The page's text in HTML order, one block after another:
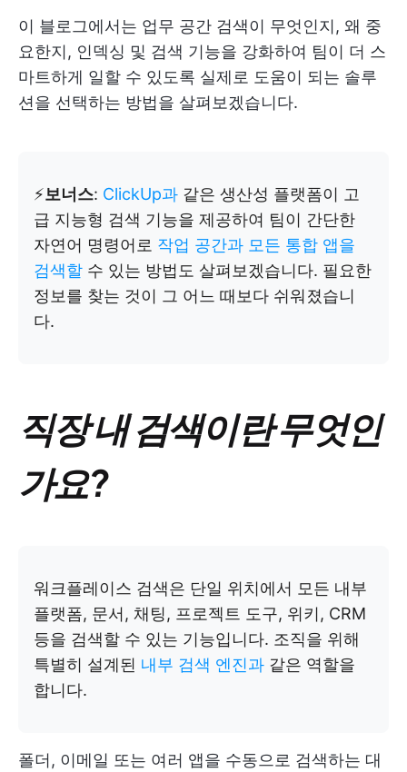
이 블로그에서는 업무 공간 검색이 무엇인지, 왜 중
요한지, 인덱싱 및 검색 기능을 강화하여 팀이 더 스
마트하게 일할 수 있도록 실제로 도움이 되는 솔루
션을 선택하는 방법을 살펴보겠습니다.
⚡️보너스: ClickUp과 같은 생산성 플랫폼이 고
급 지능형 검색 기능을 제공하여 팀이 간단한
자연어 명령어로 작업 공간과 모든 통합 앱을
검색할 수 있는 방법도 살펴보겠습니다. 필요한
정보를 찾는 것이 그 어느 때보다 쉬워졌습니
다.
직장 내 검색이란 무엇인
가요?
워크플레이스 검색은 단일 위치에서 모든 내부
플랫폼, 문서, 채팅, 프로젝트 도구, 위키, CRM
등을 검색할 수 있는 기능입니다. 조직을 위해
특별히 설계된 내부 검색 엔진과 같은 역할을
합니다.
폴더, 이메일 또는 여러 앱을 수동으로 검색하는 대